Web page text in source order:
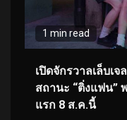
1 min read
เปิดจักรวาลเล็บเ
สถานะ “ติ่งแฟน”
แรก 8 ส.ค.นี้